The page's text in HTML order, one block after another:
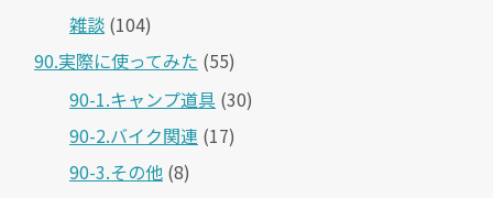
雑談 (104)
90.実際に使ってみた (55)
90-1.キャンプ道具 (30)
90-2.バイク関連 (17)
90-3.その他 (8)